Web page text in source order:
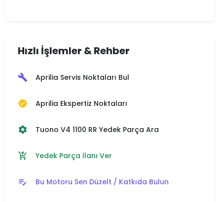
Hızlı İşlemler & Rehber
build Aprilia Servis Noktaları Bul
verified Aprilia Ekspertiz Noktaları
settings Tuono V4 1100 RR Yedek Parça Ara
add_shopping_cart Yedek Parça İlanı Ver
edit_note Bu Motoru Sen Düzelt / Katkıda Bulun